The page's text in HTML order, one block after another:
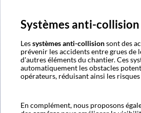
Systèmes anti-
Lessystèmes anti-collisionsont des
prévenir les accidents entre grues de
d'autres éléments du chantier. Ces
automatiquement les obstacles
opérateurs, réduisant ainsi les
En complément, nous proposons